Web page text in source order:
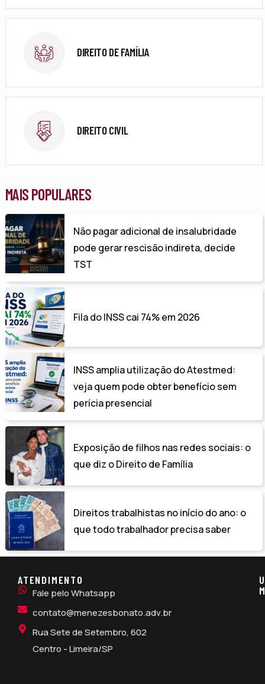
DIREITO DE FAMÍLIA
DIREITO CIVIL
MAIS POPULARES
Não pagar adicional de insalubridade
pode gerar rescisão indireta, decide
TST
Fila do INSS cai 74% em 2026
INSS amplia utilização do Atestmed:
veja quem pode obter benefício sem
perícia presencial
Exposição de filhos nas redes sociais: o
que diz o Direito de Família
Direitos trabalhistas no início do ano: o
que todo trabalhador precisa saber
ATENDIMENTO
Fale pelo Whatsapp
contato@menezesbonato.adv.br
Rua Sete de Setembro, 602
Centro - Limeira/SP